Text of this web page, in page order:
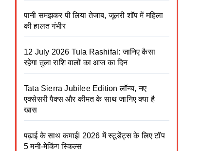
पानी समझकर पी लिया तेजाब, जूलरी शॉप में महिला
की हालत गंभीर
12 July 2026 Tula Rashifal: जानिए कैसा
रहेगा तुला राशि वालों का आज का दिन
Tata Sierra Jubilee Edition लॉन्च, नए
एक्सेसरी पैक्स और कीमत के साथ जानिए क्या है
खास
पढ़ाई के साथ कमाई! 2026 में स्टूडेंट्स के लिए टॉप
5 मनी-मेकिंग स्किल्स